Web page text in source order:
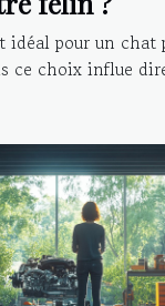
pour un chat
ce choix influe